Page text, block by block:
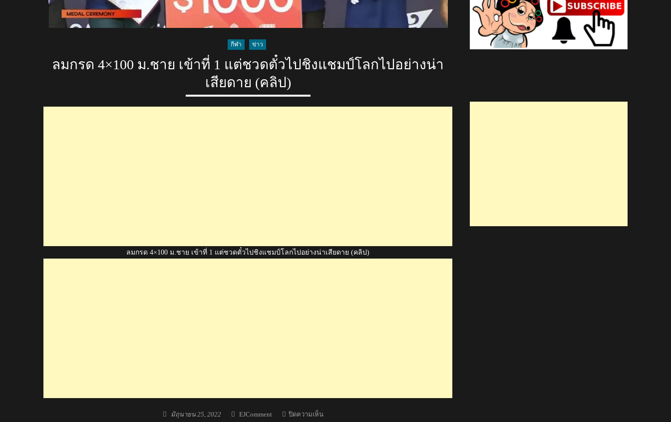
กีฬา ข่าว
ลมกรด 4×100 ม.ชาย เข้าที่ 1 แต่ชวดตั๋วไปชิงแชมป์โลกไปอย่างน่า
เสียดาย (คลิป)
ลมกรด 4×100 ม.ชาย เข้าที่ 1 แต่ชวดตั๋วไปชิงแชมป์โลกไปอย่างน่าเสียดาย (คลิป)
Posted
มิถุนายน 25, 2022 Author
EJComment ปิดความเห็นบน